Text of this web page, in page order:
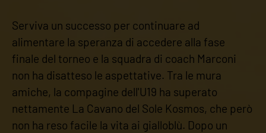
Serviva un successo per continuare ad
alimentare la speranza di accedere alla fase
finale del torneo e la squadra di coach Marconi
non ha disatteso le aspettative. Tra le mura
amiche, la compagine dell'U19 ha superato
nettamente La Cavano del Sole Kosmos, che però
non ha reso facile la vita ai gialloblù. Dopo un